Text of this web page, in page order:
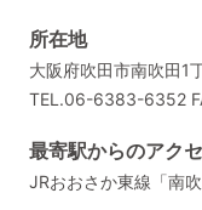
所在地
大阪府吹田市南吹田1
TEL.06-6383-6352
最寄駅からのアク
JRおおさか東線「南